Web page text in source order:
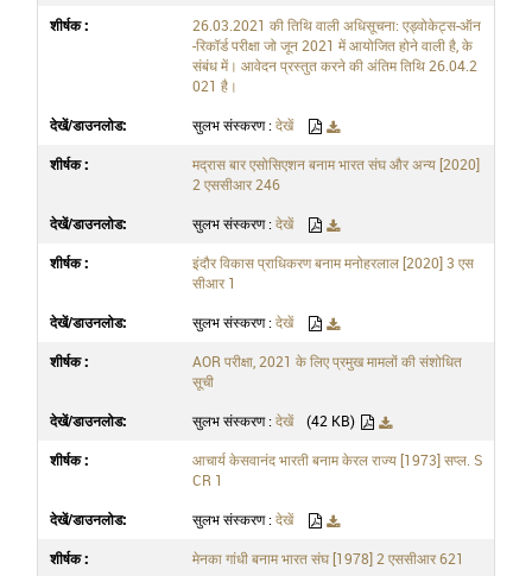
26.03.2021 की तिथि वाली अधिसूचना: एड्वोकेट्स-ऑन
-रिकॉर्ड परीक्षा जो जून 2021 में आयोजित होने वाली है, के
संबंध में। आवेदन प्रस्तुत करने की अंतिम तिथि 26.04.2
021 है।
सुलभ संस्करण :देखें
मद्रास बार एसोसिएशन बनाम भारत संघ और अन्य [2020]
2 एससीआर 246
सुलभ संस्करण : देखें
इंदौर विकास प्राधिकरण बनाम मनोहरलाल [2020] 3 एस
सीआर 1
सुलभ संस्करण :देखें
AOR परीक्षा, 2021 के लिए प्रमुख मामलों की संशोधित
सूची
सुलभ संस्करण : देखें (42 KB)
आचार्य केसवानंद भारती बनाम केरल राज्य [1973] सप्ल. S
CR 1
सुलभ संस्करण :देखें
मेनका गांधी बनाम भारत संघ [1978] 2 एससीआर 621